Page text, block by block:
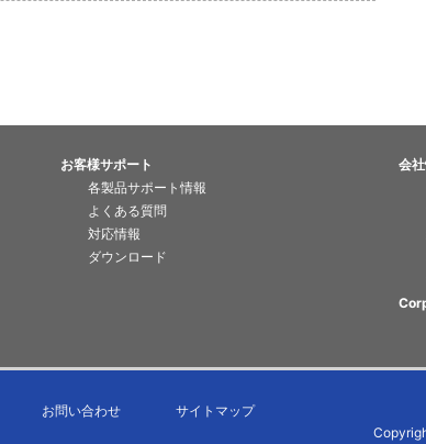
お客様サポート
各製品サポート情報
よくある質問
対応情報
ダウンロード
会
お問い合わせ
サイトマップ